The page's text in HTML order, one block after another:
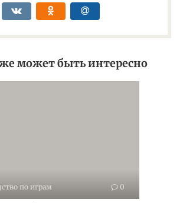
может быть интересно
по играм 0